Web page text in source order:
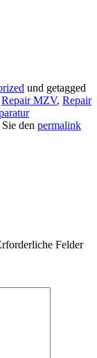
und getagged
Repair MZV, Repair
den permalink
Felder